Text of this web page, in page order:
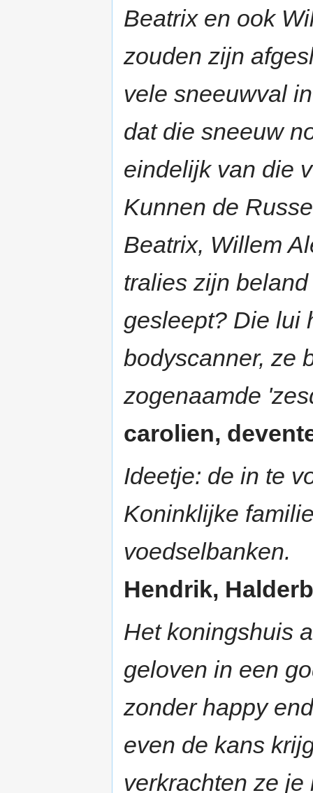
Beatrix en ook
zouden zijn
vele sneeuwval
dat die sneeuw
eindelijk van die
Kunnen de
Beatrix, Willem
tralies zijn
gesleept? Die lui
bodyscanner, ze
zogenaamde
carolien,
Ideetje: de in te
Koninklijke
voedselbanken.
Hendrik,
Het koningshuis
geloven in een
zonder happy
even de kans
verkrachten ze